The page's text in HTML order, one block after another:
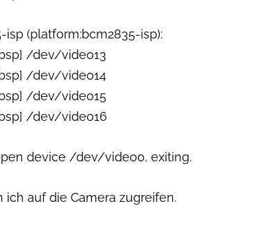
isp (platform:bcm2835-isp):
/dev/video13
/dev/video14
/dev/video15
/dev/video16
device /dev/video0, exiting.
ich auf die Camera zugreifen.